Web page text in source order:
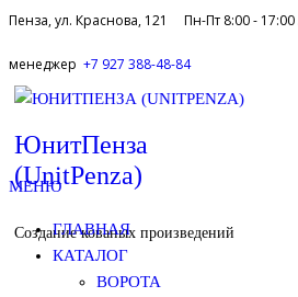
Skip
to
content
Пенза, ул. Краснова, 121 Пн-Пт 8:00 -
менеджер +7 927 388-48-84
ЮнитПенза
(UnitPenza)
Создание кованых произведений
МЕНЮ
ГЛАВНАЯ
КАТАЛОГ
ВОРОТА